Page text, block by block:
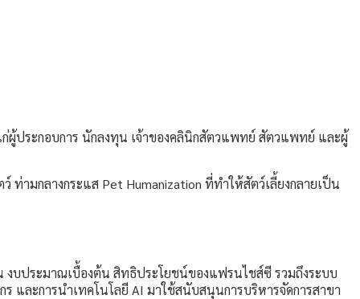
ก่ผู้ประกอบการ นักลงทุน เจ้าของคลินิกสัตวแพทย์ สัตวแพทย์ และผู้
ท่ามกลางกระแส Pet Humanization ที่ทำให้สัตว์เลี้ยงกลายเป็น
งบประมาณเบื้องต้น สิทธิประโยชน์ของแฟรนไชส์ซี รวมถึงระบบ
และการนำเทคโนโลยี AI มาใช้สนับสนุนการบริหารจัดการสาขา